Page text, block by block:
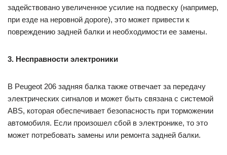
задействовано увеличенное усилие на подвеску (например,
при езде на неровной дороге), это может привести к
повреждению задней балки и необходимости ее замены.
3. Несправности электроники
В Peugeot 206 задняя балка также отвечает за передачу
электрических сигналов и может быть связана с системой
ABS, которая обеспечивает безопасность при торможении
автомобиля. Если произошел сбой в электронике, то это
может потребовать замены или ремонта задней балки.